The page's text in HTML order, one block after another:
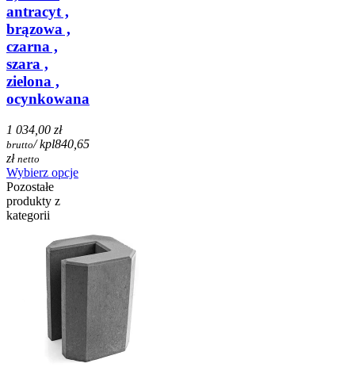
antracyt ,
brązowa ,
czarna ,
szara ,
zielona ,
ocynkowana
1 034,00 zł
brutto/ kpl840,65
zł netto
Wybierz opcje
Pozostałe
produkty z
kategorii